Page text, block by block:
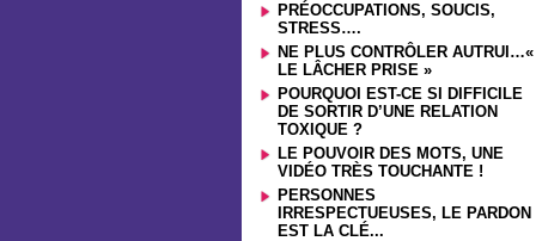
PRÉOCCUPATIONS, SOUCIS,
STRESS….
NE PLUS CONTRÔLER AUTRUI…«
LE LÂCHER PRISE »
POURQUOI EST-CE SI DIFFICILE
DE SORTIR D’UNE RELATION
TOXIQUE ?
LE POUVOIR DES MOTS, UNE
VIDÉO TRÈS TOUCHANTE !
PERSONNES
IRRESPECTUEUSES, LE PARDON
EST LA CLÉ...